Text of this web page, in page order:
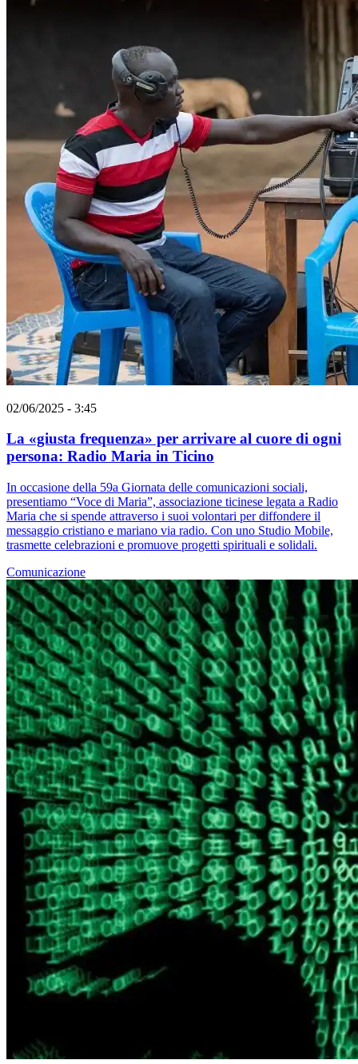
02/06/2025 - 3:45
La «giusta frequenza» per arrivare al cuore di ogni
persona: Radio Maria in Ticino
In occasione della 59a Giornata delle comunicazioni sociali,
presentiamo “Voce di Maria”, associazione ticinese legata a Radio
Maria che si spende attraverso i suoi volontari per diffondere il
messaggio cristiano e mariano via radio. Con uno Studio Mobile,
trasmette celebrazioni e promuove progetti spirituali e solidali.
Comunicazione